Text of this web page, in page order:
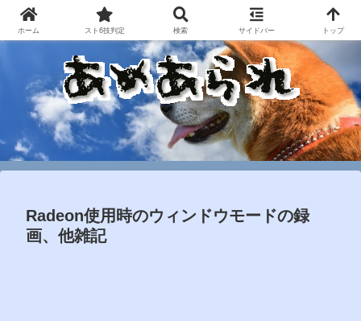
Radeon使用時のウィンドウモードの録
画、他雑記
ホーム スト6技判定 検索 サイドバー トップ